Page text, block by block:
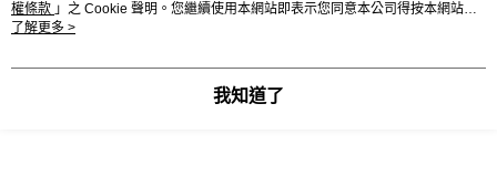
權條款 」之 Cookie 聲明。您繼續使用本網站即表示您同意本公司得按本網站使
用條款之 Cookie 聲明使用 cookie。
了解更多 >
我知道了